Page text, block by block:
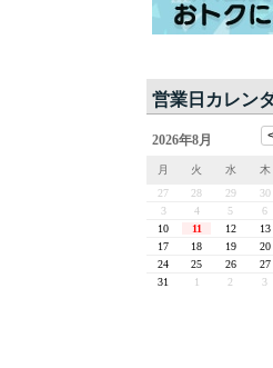
営業日カレン